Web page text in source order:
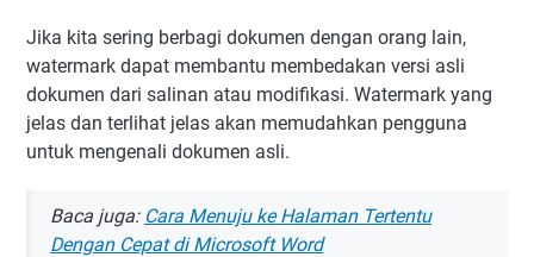
Jika kita sering berbagi dokumen dengan orang lain,
watermark dapat membantu membedakan versi asli
dokumen dari salinan atau modifikasi. Watermark yang
jelas dan terlihat jelas akan memudahkan pengguna
untuk mengenali dokumen asli.
Baca juga: Cara Menuju ke Halaman Tertentu
Dengan Cepat di Microsoft Word